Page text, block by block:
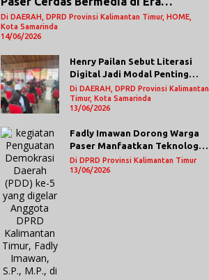
Demokrasi Digital
Di DAERAH, DPRD Provinsi Kalimantan Timur, HOME,
Kota Samarinda
14/06/2026
Henry Pailan Sebut Literasi
Digital Jadi Modal Penting
Wujudkan Demokrasi yang
Lebih Terbuka
Di DAERAH, DPRD Provinsi Kalimantan
Timur, Kota Samarinda
13/06/2026
Fadly Imawan Dorong Warga
Paser Manfaatkan Teknologi
Digital untuk Mengawasi
Jalannya Pemerintahan
Di DPRD Provinsi Kalimantan Timur
13/06/2026